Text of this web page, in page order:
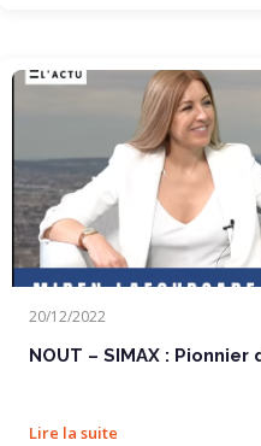
20/12/2022
NOUT – SIMAX : Pionnier
Lire la suite